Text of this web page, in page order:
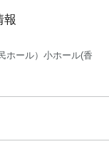
報
ホール）小ホール(香